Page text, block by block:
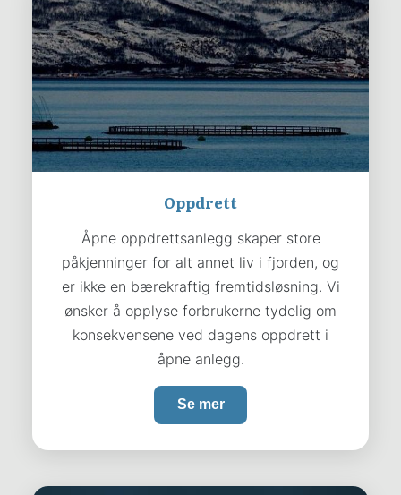
Oppdrett
Åpne oppdrettsanlegg skaper store
påkjenninger for alt annet liv i fjorden, og
er ikke en bærekraftig fremtidsløsning. Vi
ønsker å opplyse forbrukerne tydelig om
konsekvensene ved dagens oppdrett i
åpne anlegg.
Se mer